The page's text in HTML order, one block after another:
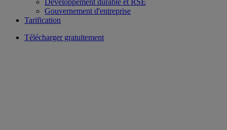
Gouvernement d'entreprise
Tarification
Télécharger gratuitement